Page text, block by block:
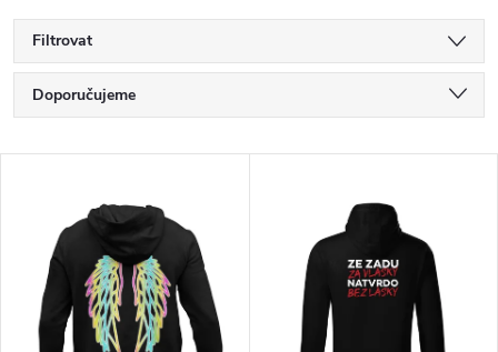
Filtrovat
Ř
a
Doporučujeme
Nejprodávanější
Abecedně